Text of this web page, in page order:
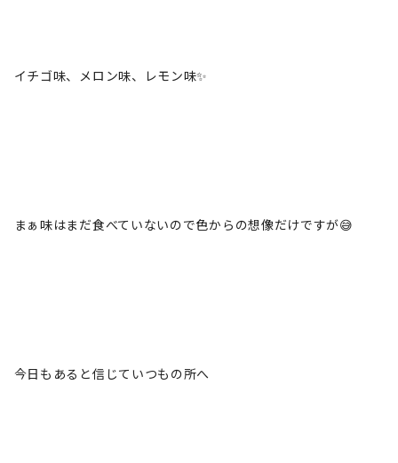
イチゴ味、メロン味、レモン味✨
まぁ味はまだ食べていないので色からの想像だけですが😅
今日もあると信じていつもの所へ